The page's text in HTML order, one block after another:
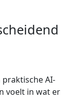
AI-
voelt in wat er